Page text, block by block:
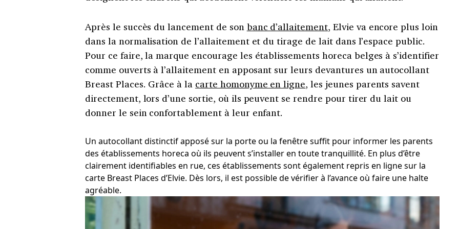
Après le succès du lancement de son banc d’allaitement, Elvie va encore plus loin
dans la normalisation de l’allaitement et du tirage de lait dans l’espace public.
Pour ce faire, la marque encourage les établissements horeca belges à s’identifier
comme ouverts à l’allaitement en apposant sur leurs devantures un autocollant
Breast Places. Grâce à la carte homonyme en ligne, les jeunes parents savent
directement, lors d’une sortie, où ils peuvent se rendre pour tirer du lait ou
donner le sein confortablement à leur enfant.
Un autocollant distinctif apposé sur la porte ou la fenêtre suffit pour informer les parents
des établissements horeca où ils peuvent s’installer en toute tranquillité. En plus d’être
clairement identifiables en rue, ces établissements sont également repris en ligne sur la
carte Breast Places d’Elvie. Dès lors, il est possible de vérifier à l’avance où faire une halte
agréable.